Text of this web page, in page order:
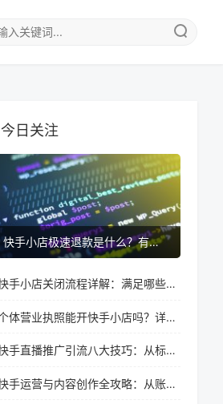
今日关注
快手小店极速退款是什么？有什么风险？
快手小店关闭流程详解：满足哪些条件及具体操作步骤
个体营业执照能开快手小店吗？详细办理条件、流程与材料全解析
快手直播推广引流八大技巧：从标题到互动全面指南
快手运营与内容创作全攻略：从账号规范到合规互动提升的必备指南